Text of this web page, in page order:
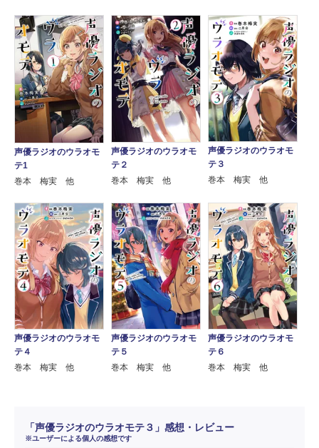
声優ラジオのウラオモ
テ1
巻本 梅実 他
声優ラジオのウラオモ
テ２
巻本 梅実 他
声優ラジオのウラオモ
テ３
巻本 梅実 他
声優ラジオのウラオモ
テ４
巻本 梅実 他
声優ラジオのウラオモ
テ５
巻本 梅実 他
声優ラジオのウラオモ
テ６
巻本 梅実 他
「声優ラジオのウラオモテ３」感想・レビュー
※ユーザーによる個人の感想です